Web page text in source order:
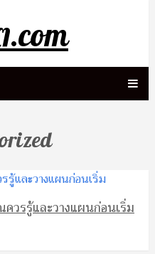
วรรู้และวางแผนก่อนเริ่ม